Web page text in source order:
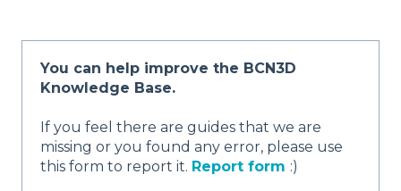
You can help improve the BCN3D
Knowledge Base.
If you feel there are guides that we are
missing or you found any error, please use
this form to report it. Report form :)